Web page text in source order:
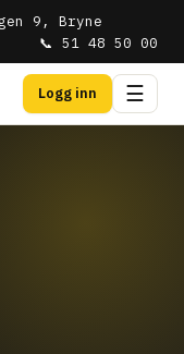
9, Bryne
📞 51 48 50 00
Logg inn ☰